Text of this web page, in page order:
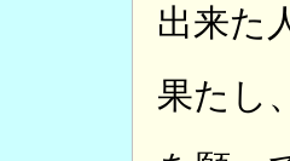
出来た
果たし